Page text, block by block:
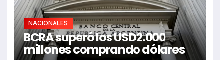
NACIONALES
BCRA superó los USD2.000
millones comprando dólares